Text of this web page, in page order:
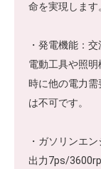
命を実現します
・発電機能：
電動工具や照
時に他の電力
は不可です。
・ガソリンエン
出力7ps/